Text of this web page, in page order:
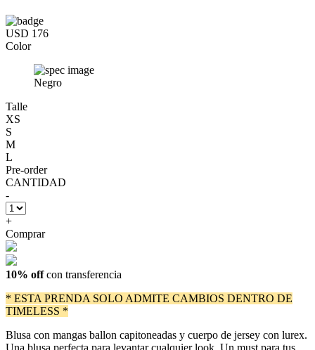
USD 176
Color
Negro
Talle
XS
S
M
L
Pre-order
CANTIDAD
-
+
Comprar
10% offcon transferencia
* ESTA PRENDA SOLO ADMITE CAMBIOS DENTRO DE
TIMELESS *
Blusa con mangas ballon capitoneadas y cuerpo de jersey con lurex.
Una blusa perfecta para levantar cualquier look. Un must para tus